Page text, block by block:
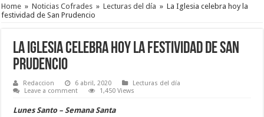
Home » Noticias Cofrades » Lecturas del día » La Iglesia celebra hoy la
festividad de San Prudencio
La Iglesia celebra hoy la festividad de San
Prudencio
Redaccion 6 abril, 2020
Lecturas del día
Leave a comment
1,450 Views
Lunes Santo – Semana Santa